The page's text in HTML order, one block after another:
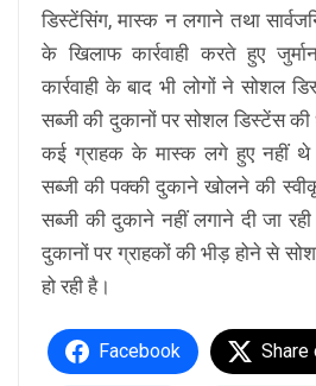
डिस्टेंसिंग, मास्क न लगाने तथा
के खिलाफ कार्रवाही करते हुए
कार्रवाही के बाद भी लोगों ने सोशल
सब्जी की दुकानों पर सोशल डिस्टेंस
कई ग्राहक के मास्क लगे हुए नहीं
सब्जी की पक्की दुकाने खोलने की
सब्जी की दुकाने नहीं लगाने दी जा
दुकानों पर ग्राहकों की भीड़ होने से
हो रही है।
Facebook Share